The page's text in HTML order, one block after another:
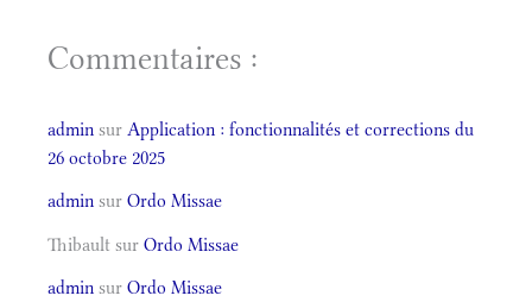
Commentaires :
admin sur Application : fonctionnalités et corrections du
26 octobre 2025
admin sur Ordo Missae
Thibault sur Ordo Missae
admin sur Ordo Missae